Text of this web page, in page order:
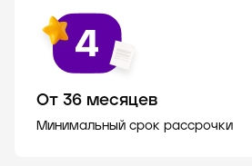
От 36 месяцев
Минимальный срок рассрочки